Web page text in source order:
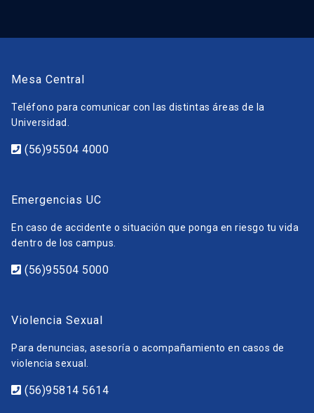
Mesa Central
Teléfono para comunicar con las distintas áreas de la
Universidad.
(56)95504 4000
Emergencias UC
En caso de accidente o situación que ponga en riesgo tu vida
dentro de los campus.
(56)95504 5000
Violencia Sexual
Para denuncias, asesoría o acompañamiento en casos de
violencia sexual.
(56)95814 5614